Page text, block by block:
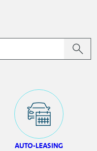
AUTO-LEASING